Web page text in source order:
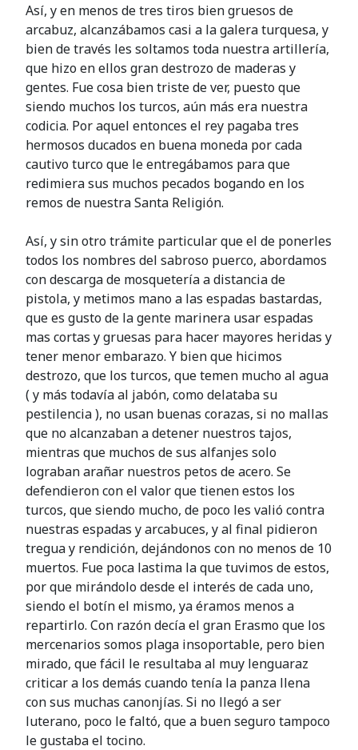
Así, y en menos de tres tiros bien gruesos de
arcabuz, alcanzábamos casi a la galera turquesa, y
bien de través les soltamos toda nuestra artillería,
que hizo en ellos gran destrozo de maderas y
gentes. Fue cosa bien triste de ver, puesto que
siendo muchos los turcos, aún más era nuestra
codicia. Por aquel entonces el rey pagaba tres
hermosos ducados en buena moneda por cada
cautivo turco que le entregábamos para que
redimiera sus muchos pecados bogando en los
remos de nuestra Santa Religión.
Así, y sin otro trámite particular que el de ponerles
todos los nombres del sabroso puerco, abordamos
con descarga de mosquetería a distancia de
pistola, y metimos mano a las espadas bastardas,
que es gusto de la gente marinera usar espadas
mas cortas y gruesas para hacer mayores heridas y
tener menor embarazo. Y bien que hicimos
destrozo, que los turcos, que temen mucho al agua
( y más todavía al jabón, como delataba su
pestilencia ), no usan buenas corazas, si no mallas
que no alcanzaban a detener nuestros tajos,
mientras que muchos de sus alfanjes solo
lograban arañar nuestros petos de acero. Se
defendieron con el valor que tienen estos los
turcos, que siendo mucho, de poco les valió contra
nuestras espadas y arcabuces, y al final pidieron
tregua y rendición, dejándonos con no menos de 10
muertos. Fue poca lastima la que tuvimos de estos,
por que mirándolo desde el interés de cada uno,
siendo el botín el mismo, ya éramos menos a
repartirlo. Con razón decía el gran Erasmo que los
mercenarios somos plaga insoportable, pero bien
mirado, que fácil le resultaba al muy lenguaraz
criticar a los demás cuando tenía la panza llena
con sus muchas canonjías. Si no llegó a ser
luterano, poco le faltó, que a buen seguro tampoco
le gustaba el tocino.